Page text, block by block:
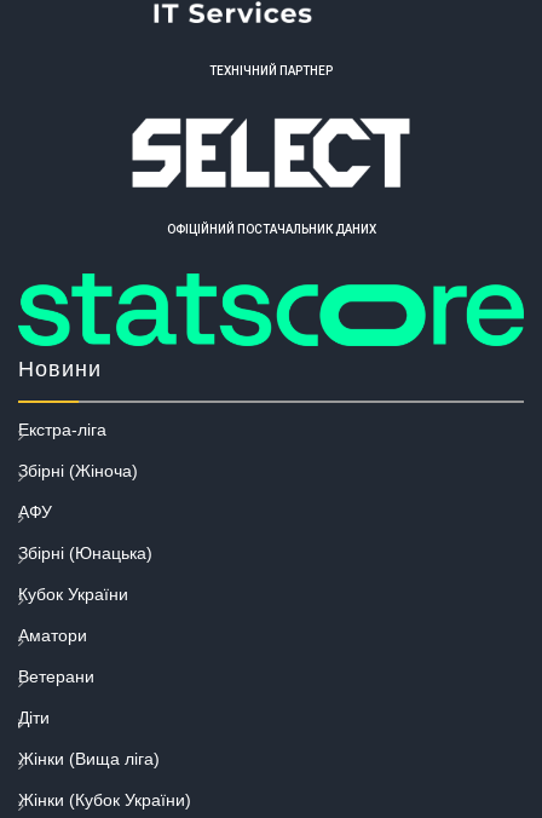
ТЕХНІЧНИЙ ПАРТНЕР
ОФІЦІЙНИЙ ПОСТАЧАЛЬНИК ДАНИХ
Новини
Екстра-ліга
Збірні (Жіноча)
АФУ
Збірні (Юнацька)
Кубок України
Аматори
Ветерани
Діти
Жінки (Вища ліга)
Жінки (Кубок України)